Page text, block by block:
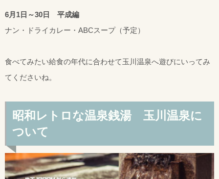
6月1日～30日 平成編
ナン・ドライカレー・ABCスープ（予定）
食べてみたい給食の年代に合わせて玉川温泉へ遊びにいってみ
てくださいね。
昭和レトロな温泉銭湯 玉川温泉に
ついて